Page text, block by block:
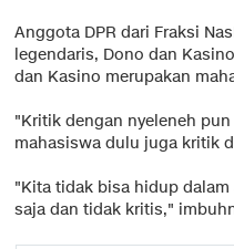
Anggota DPR dari Fraksi
legendaris, Dono dan
dan Kasino merupakan
"Kritik dengan nyeleneh
mahasiswa dulu juga kritik
"Kita tidak bisa hidup
saja dan tidak kritis,"